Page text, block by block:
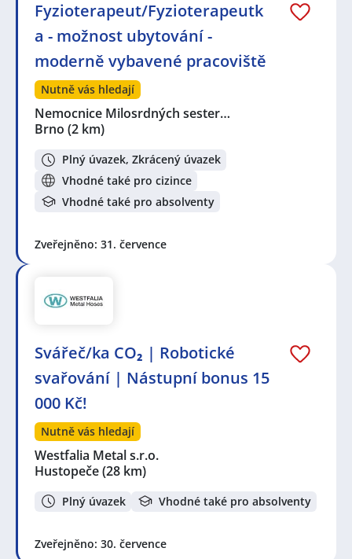
Fyzioterapeut/Fyzioterapeutk
a - možnost ubytování -
moderně vybavené pracoviště
Nutně vás hledají
Nemocnice Milosrdných sester…
Brno (2 km)
Plný úvazek, Zkrácený úvazek
Vhodné také pro cizince
Vhodné také pro absolventy
Zveřejněno: 31. července
Svářeč/ka CO₂ | Robotické
svařování | Nástupní bonus 15
000 Kč!
Nutně vás hledají
Westfalia Metal s.r.o.
Hustopeče(28 km)
Plný úvazek Vhodné také pro absolventy
Zveřejněno: 30. července